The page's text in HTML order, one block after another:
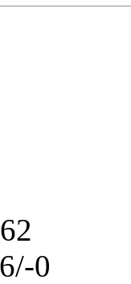
0